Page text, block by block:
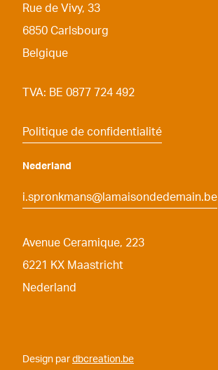
Rue de Vivy, 33
6850 Carlsbourg
Belgique
TVA: BE 0877 724 492
Politique de confidentialité
Nederland
i.spronkmans@lamaisondedemain.be
Avenue Ceramique, 223
6221 KX Maastricht
Nederland
Design pardbcreation.be